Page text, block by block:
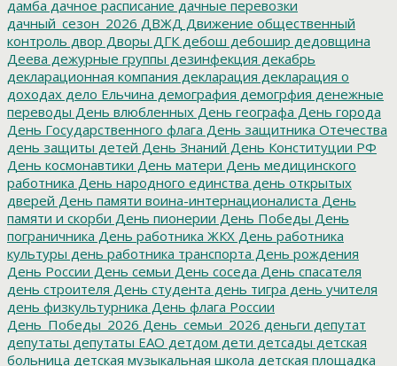
дамба дачное расписание дачные перевозки
дачный_сезон_2026 ДВЖД Движение общественный
контроль двор Дворы ДГК дебош дебошир дедовщина
Деева дежурные группы дезинфекция декабрь
декларационная компания декларация декларация о
доходах дело Ельчина демография демогрфия денежные
переводы День влюбленных День географа День города
День Государственного флага День защитника Отечества
день защиты детей День Знаний День Конституции РФ
День космонавтики День матери День медицинского
работника День народного единства день открытых
дверей День памяти воина-интернационалиста День
памяти и скорби День пионерии День Победы День
пограничника День работника ЖКХ День работника
культуры день работника транспорта День рождения
День России День семьи День соседа День спасателя
день строителя День студента день тигра день учителя
день физкультурника День флага России
День_Победы_2026 День_семьи_2026 деньги депутат
депутаты депутаты ЕАО детдом дети детсады детская
больница детская музыкальная школа детская площадка